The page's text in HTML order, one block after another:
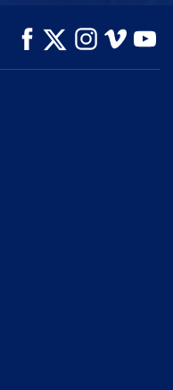
VERKEN DE SERIE